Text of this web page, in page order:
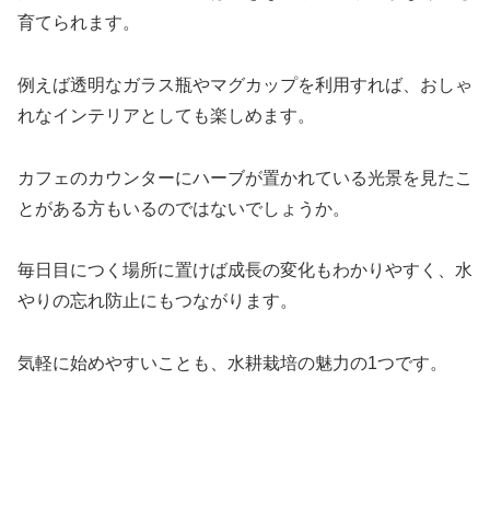
育てられます。
例えば透明なガラス瓶やマグカップを利用すれば、おしゃ
れなインテリアとしても楽しめます。
カフェのカウンターにハーブが置かれている光景を見たこ
とがある方もいるのではないでしょうか。
毎日目につく場所に置けば成長の変化もわかりやすく、水
やりの忘れ防止にもつながります。
気軽に始めやすいことも、水耕栽培の魅力の1つです。